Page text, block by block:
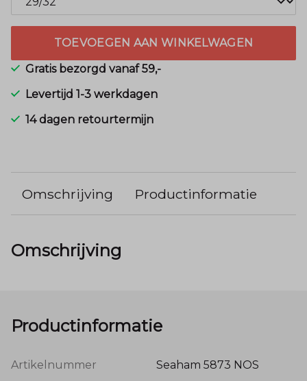
TOEVOEGEN AAN WINKELWAGEN
Gratis bezorgd vanaf 59,-
Levertijd 1-3 werkdagen
14 dagen retourtermijn
Omschrijving Productinformatie
Omschrijving
Productinformatie
Artikelnummer Seaham 5873 NOS